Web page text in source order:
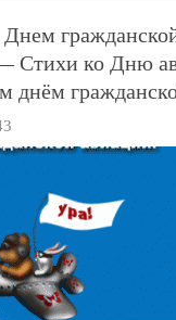
Днем
Стихи ко Дню
днём